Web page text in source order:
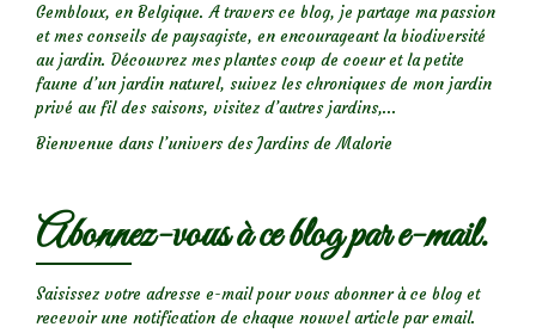
Gembloux, en Belgique. A travers ce blog, je partage ma passion
et mes conseils de paysagiste, en encourageant la biodiversité
au jardin. Découvrez mes plantes coup de coeur et la petite
faune d’un jardin naturel, suivez les chroniques de mon jardin
privé au fil des saisons, visitez d’autres jardins,...
Bienvenue dans l’univers des Jardins de Malorie
Abonnez-vous à ce blog par e-mail.
Saisissez votre adresse e-mail pour vous abonner à ce blog et
recevoir une notification de chaque nouvel article par email.